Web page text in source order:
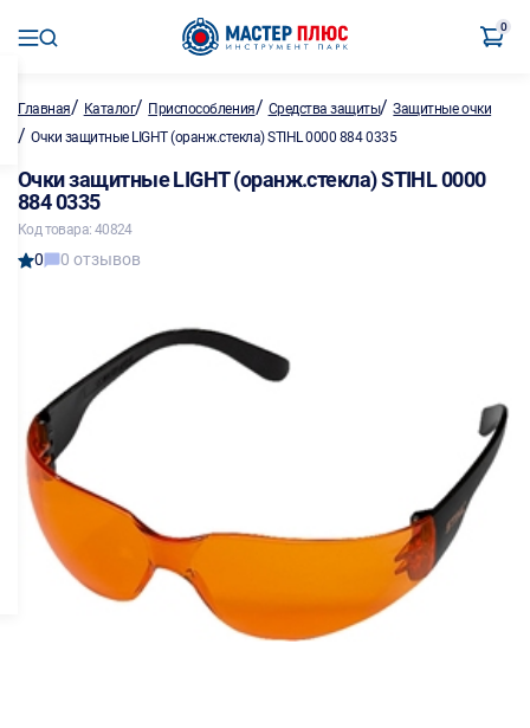
0
Главная/ Каталог/ Приспособления/ Средства защиты/Защитные очки
/ Очки защитные LIGHT (оранж.стекла) STIHL 0000 884 0335
Очки защитные LIGHT (оранж.стекла) STIHL 0000
884 0335
Код товара: 40824
0 0 отзывов